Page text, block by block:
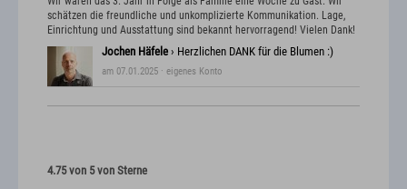
schätzen die freundliche und unkomplizierte Kommunikation. Lage,
Einrichtung und Ausstattung sind bekannt hervorragend! Vielen Dank!
Jochen Häfele › Herzlichen DANK für die Blumen :)
am 07.01.2025 · eigenes Konto
4.75 von 5 von Sterne